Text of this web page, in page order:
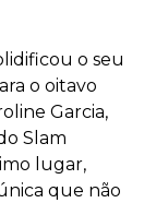
o seu
o oitavo
Garcia,
Slam
lugar,
que não